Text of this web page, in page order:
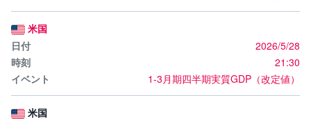
米国
2026/5/28
21:30
1-3月期四半期実質GDP（改定値）
米国